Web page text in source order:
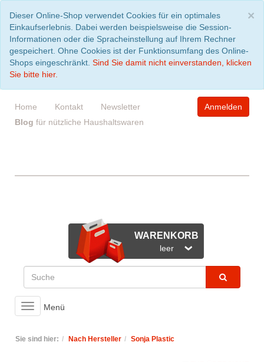
×
Dieser Online-Shop verwendet Cookies für ein optimales
Einkaufserlebnis. Dabei werden beispielsweise die Session-
Informationen oder die Spracheinstellung auf Ihrem Rechner
gespeichert. Ohne Cookies ist der Funktionsumfang des Online-
Shops eingeschränkt. Sind Sie damit nicht einverstanden, klicken
Sie bitte hier.
Home Kontakt
Newsletter
Blog für nützliche Haushaltswaren
Anmelden
WARENKORB
leer
Toggle
navigation
Menü
Sie sind hier: Nach Hersteller Sonja Plastic